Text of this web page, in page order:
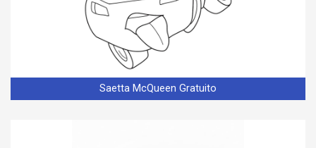
Saetta McQueen Gratuito